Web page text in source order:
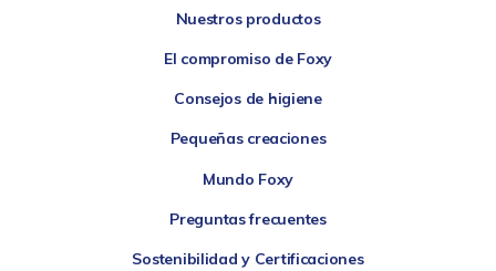
Nuestros productos
El compromiso de Foxy
Consejos de higiene
Pequeñas creaciones
Mundo Foxy
Preguntas frecuentes
Sostenibilidad y Certificaciones